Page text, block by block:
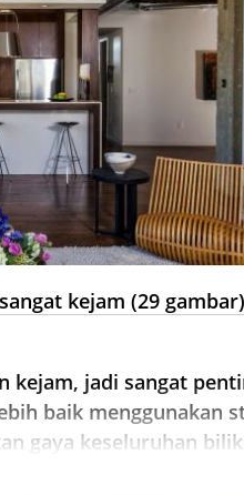
kejam (29 gambar)
kejam, jadi sangat
baik menggunakan
gaya keseluruhan bilik.